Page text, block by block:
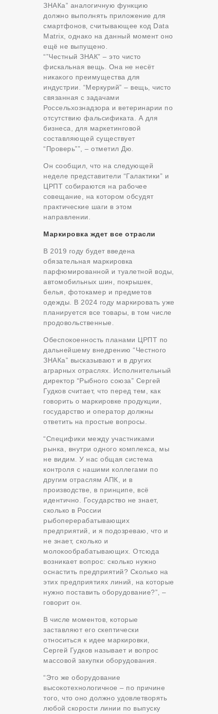
ЗНАКа” аналогичную функцию
должно выполнять приложение для
смартфонов, считывающее код Data
Matrix, однако на данный момент оно
ещё не выпущено.
“”Честный ЗНАК” – это чисто
фискальная вещь. Она не несёт
никакого преимущества для
индустрии. “Меркурий” – вещь, чисто
связанная с задачами
Россельхознадзора и ветеринарии по
отсутствию фальсификата. А для
бизнеса, для маркетинговой
составляющей существует
“Проверь””, – отметил Дю.
Он сообщил, что на следующей
неделе представители “Галактики” и
ЦРПТ собираются на рабочее
совещание, на котором обсудят
практические шаги в этом
направлении.
Маркировка ждет все отрасли
В 2019 году будет введена
обязательная маркировка
парфюмированной и туалетной воды,
автомобильных шин, покрышек,
белья, фотокамер и предметов
одежды. В 2024 году маркировать уже
планируется все товары, в том числе
продовольственные.
Обеспокоенность планами ЦРПТ по
дальнейшему внедрению “Честного
ЗНАКа” высказывают и в других
аграрных отраслях. Исполнительный
директор “Рыбного союза” Сергей
Гудков считает, что перед тем, как
говорить о маркировке продукции,
государство и оператор должны
ответить на простые вопросы.
“Специфики между участниками
рынка, внутри одного комплекса, мы
не видим. У нас общая система
контроля с нашими коллегами по
другим отраслям АПК, и в
производстве, в принципе, всё
идентично. Государство не знает,
сколько в России
рыбоперерабатывающих
предприятий, и я подозреваю, что и
не знает, сколько и
молокообрабатывающих. Отсюда
возникает вопрос: сколько нужно
оснастить предприятий? Сколько на
этих предприятиях линий, на которые
нужно поставить оборудование?”, –
говорит он.
В числе моментов, которые
заставляют его скептически
относиться к идее маркировки,
Сергей Гудков называет и вопрос
массовой закупки оборудования.
“Это же оборудование
высокотехнологичное – по причине
того, что оно должно удовлетворять
любой скорости линии по выпуску